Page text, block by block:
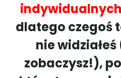
dlatego czegoś
nie
zobaczysz!),